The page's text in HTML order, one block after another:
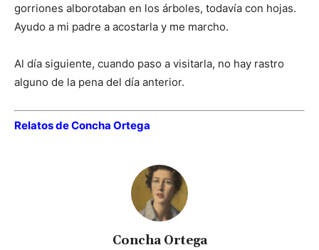
gorriones alborotaban en los árboles, todavía con hojas.
Ayudo a mi padre a acostarla y me marcho.
Al día siguiente, cuando paso a visitarla, no hay rastro
alguno de la pena del día anterior.
Relatos de Concha Ortega
Concha Ortega